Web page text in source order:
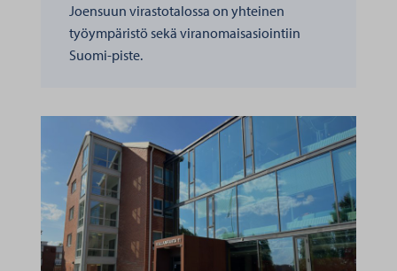
Joensuun virastotalossa on yhteinen
työympäristö sekä viranomaisasiointiin
Suomi-piste.